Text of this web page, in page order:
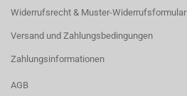
Widerrufsrecht & Muster-Widerrufsformular
Versand und Zahlungsbedingungen
Zahlungsinformationen
AGB